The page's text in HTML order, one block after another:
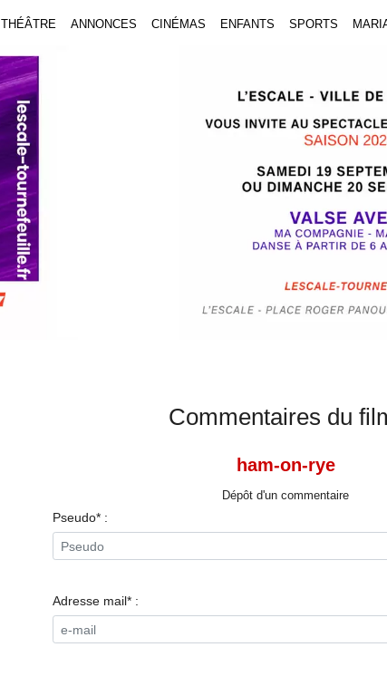
THÉÂTRE ANNONCES CINÉMAS ENFANTS SPORTS
Commentaires du
ham-on-rye
Dépôt d'un commentaire
Pseudo* :
Adresse mail* :